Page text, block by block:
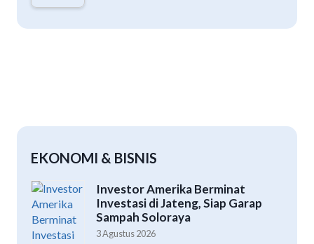
EKONOMI & BISNIS
Investor Amerika Berminat
Investasi di Jateng, Siap Garap
Sampah Soloraya
3 Agustus 2026